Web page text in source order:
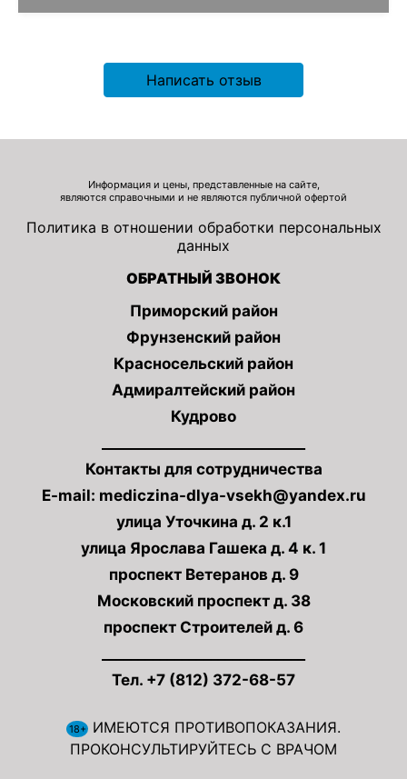
Написать отзыв
Информация и цены, представленные на сайте,
являются справочными и не являются публичной офертой
Политика в отношении обработки персональных
данных
ОБРАТНЫЙ ЗВОНОК
Приморский район
Фрунзенский район
Красносельский район
Адмиралтейский район
Кудрово
Контакты для сотрудничества
E-mail: mediczina-dlya-vsekh@yandex.ru
улица Уточкина д. 2 к.1
улица Ярослава Гашека д. 4 к. 1
проспект Ветеранов д. 9
Московский проспект д. 38
проспект Строителей д. 6
Тел. +7 (812) 372-68-57
18+ИМЕЮТСЯ ПРОТИВОПОКАЗАНИЯ.
ПРОКОНСУЛЬТИРУЙТЕСЬ С ВРАЧОМ